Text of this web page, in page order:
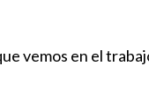
vemos en el